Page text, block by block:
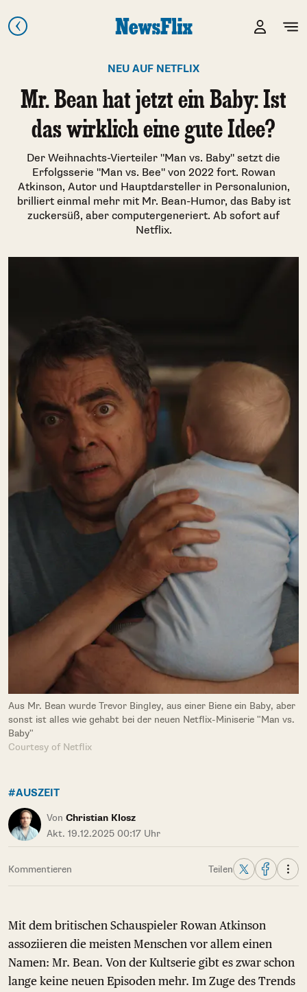
NEU AUF NETFLIX
Mr. Bean hat jetzt ein Baby: Ist
das wirklich eine gute Idee?
Der Weihnachts-Vierteiler "Man vs. Baby" setzt die
Erfolgsserie "Man vs. Bee" von 2022 fort. Rowan
Atkinson, Autor und Hauptdarsteller in Personalunion,
brilliert einmal mehr mit Mr. Bean-Humor, das Baby ist
zuckersüß, aber computergeneriert. Ab sofort auf
Netflix.
Aus Mr. Bean wurde Trevor Bingley, aus einer Biene ein Baby, aber
sonst ist alles wie gehabt bei der neuen Netflix-Miniserie "Man vs.
Baby"
Courtesy of Netflix
#AUSZEIT
Von Christian Klosz
Akt. 19.12.2025 00:17 Uhr
Kommentieren Teilen
Mit dem britischen Schauspieler Rowan Atkinson
assoziieren die meisten Menschen vor allem einen
Namen: Mr. Bean. Von der Kultserie gibt es zwar schon
lange keine neuen Episoden mehr. Im Zuge des Trends